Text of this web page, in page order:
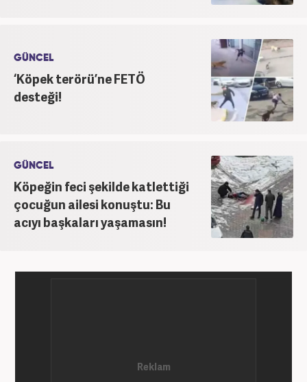
GÜNCEL
‘Köpek terörü’ne FETÖ
desteği!
GÜNCEL
Köpeğin feci şekilde katlettiği
çocuğun ailesi konuştu: Bu
acıyı başkaları yaşamasın!